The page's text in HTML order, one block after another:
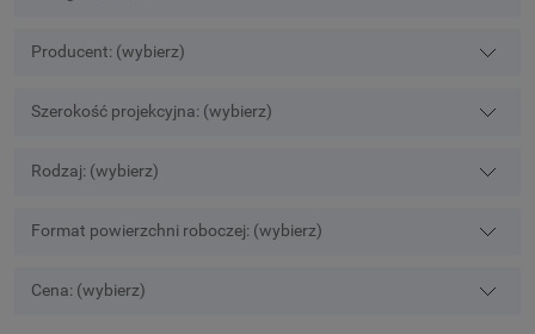
Producent: (wybierz)
Szerokość projekcyjna: (wybierz)
Rodzaj: (wybierz)
Format powierzchni roboczej: (wybierz)
Cena: (wybierz)